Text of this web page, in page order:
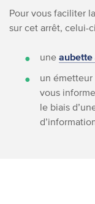
Pour vous faciliter
sur cet arrêt, celui-
une aubette
un émetteur
vous
le biais